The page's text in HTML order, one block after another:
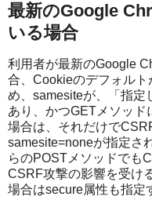
最新のGoogle
いる場合
利用者が最新のGoogle
合、Cookieのデフォル
め、samesiteが、「指定
あり、かつGETメソッド
場合は、それだけで
samesite=noneが指定さ
らのPOSTメソッドでも
CSRF攻撃の影響を受け
場合はsecure属性も指定